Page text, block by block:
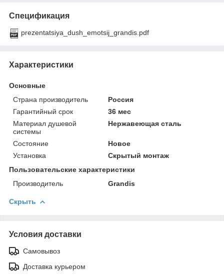
Спецификация
prezentatsiya_dush_emotsij_grandis.pdf
Характеристики
Основные
Страна производитель
Россия
Гарантийный срок
36 мес
Материал душевой
системы
Нержавеющая сталь
Состояние
Новое
Установка
Скрытый монтаж
Пользовательские характеристики
Производитель
Grandis
Скрыть
Условия доставки
Самовывоз
Доставка курьером